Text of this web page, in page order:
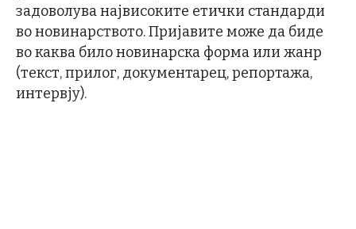
задоволува највисоките етички стандарди
во новинарството. Пријавите може да биде
во каква било новинарска форма или жанр
(текст, прилог, документарец, репортажа,
интервју).